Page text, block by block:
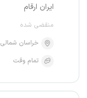
ایران ارقام
منقضی شده
خراسان شمالی
تمام وقت